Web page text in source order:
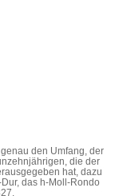
den Umfang, der
die der
hat, dazu
das h-Moll-Rondo